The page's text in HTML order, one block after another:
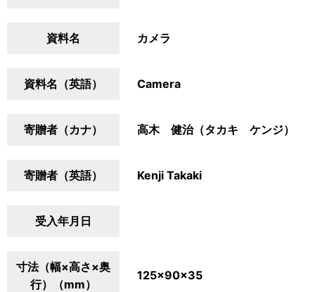
資料名 カメラ
資料名（英語） Camera
寄贈者（カナ） 高木 健治（タカキ ケンジ）
寄贈者（英語） Kenji Takaki
受入年月日
寸法（幅×高さ×奥
行）（mm）
125×90×35